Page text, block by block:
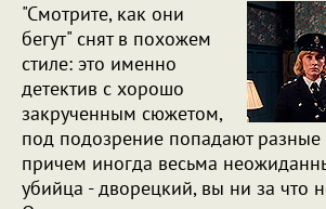
"Смотрите, как они
бегут" снят в похожем
стиле: это именно
детектив с хорошо
закрученным сюжетом,
под подозрение попадают
причем иногда весьма
убийца - дворецкий, вы ни за что